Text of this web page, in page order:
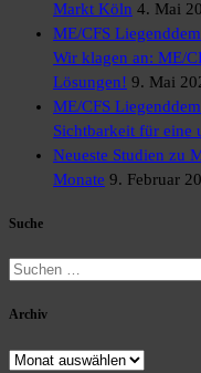
Markt Köln 4. Mai
ME/CFS
Wir klagen an: ME/
Lösungen! 9. Mai
ME/CFS
Sichtbarkeit für eine
Neueste Studien zu
Monate 9. Februar
Suche
Suchen
Archiv
Archiv